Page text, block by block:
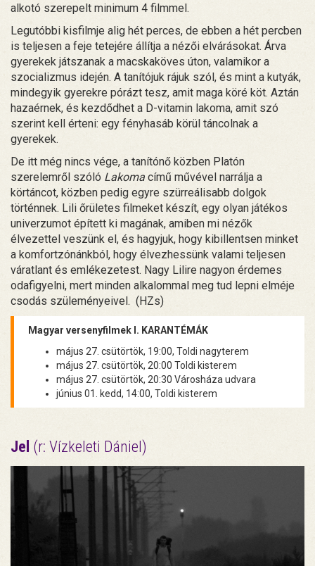
alkotó szerepelt minimum 4 filmmel.
Legutóbbi kisfilmje alig hét perces, de ebben a hét percben
is teljesen a feje tetejére állítja a nézői elvárásokat. Árva
gyerekek játszanak a macskaköves úton, valamikor a
szocializmus idején. A tanítójuk rájuk szól, és mint a kutyák,
mindegyik gyerekre pórázt tesz, amit maga köré köt. Aztán
hazaérnek, és kezdődhet a D-vitamin lakoma, amit szó
szerint kell érteni: egy fényhasáb körül táncolnak a
gyerekek.
De itt még nincs vége, a tanítónő közben Platón
szerelemről szóló Lakoma című művével narrálja a
körtáncot, közben pedig egyre szürreálisabb dolgok
történnek. Lili őrületes filmeket készít, egy olyan játékos
univerzumot épített ki magának, amiben mi nézők
élvezettel veszünk el, és hagyjuk, hogy kibillentsen minket
a komfortzónánkból, hogy élvezhessünk valami teljesen
váratlant és emlékezetest. Nagy Lilire nagyon érdemes
odafigyelni, mert minden alkalommal meg tud lepni elméje
csodás szüleményeivel. (HZs)
Magyar versenyfilmek I. KARANTÉMÁK
május 27. csütörtök, 19:00, Toldi nagyterem
május 27. csütörtök, 20:00 Toldi kisterem
május 27. csütörtök, 20:30 Városháza udvara
június 01. kedd, 14:00, Toldi kisterem
Jel (r: Vízkeleti Dániel)